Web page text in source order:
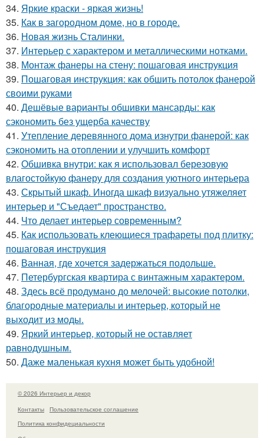
34. Яркие краски - яркая жизнь!
35. Как в загородном доме, но в городе.
36. Новая жизнь Сталинки.
37. Интерьер с характером и металлическими нотками.
38. Монтаж фанеры на стену: пошаговая инструкция
39. Пошаговая инструкция: как обшить потолок фанерой
своими руками
40. Дешёвые варианты обшивки мансарды: как
сэкономить без ущерба качеству
41. Утепление деревянного дома изнутри фанерой: как
сэкономить на отоплении и улучшить комфорт
42. Обшивка внутри: как я использовал березовую
влагостойкую фанеру для создания уютного интерьера
43. Скрытый шкаф. Иногда шкаф визуально утяжеляет
интерьер и "Съедает" пространство.
44. Что делает интерьер современным?
45. Как использовать клеющиеся трафареты под плитку:
пошаговая инструкция
46. Ванная, где хочется задержаться подольше.
47. Петербургская квартира с винтажным характером.
48. Здесь всё продумано до мелочей: высокие потолки,
благородные материалы и интерьер, который не
выходит из моды.
49. Яркий интерьер, который не оставляет
равнодушным.
50. Даже маленькая кухня может быть удобной!
© 2026 Интерьер и декор
Контакты
Пользовательское соглашение
Политика конфидециальности